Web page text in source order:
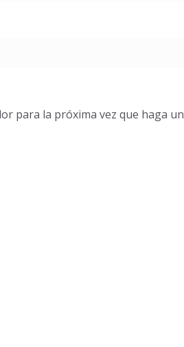
para la próxima vez que haga un